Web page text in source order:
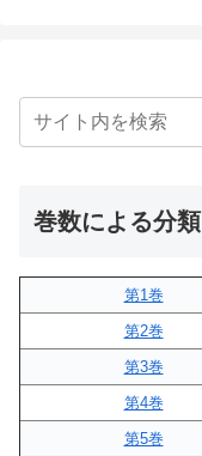
巻数による分類
第1巻
第2巻
第3巻
第4巻
第5巻